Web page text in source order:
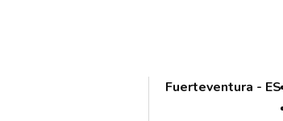
Fuerteventura - ES